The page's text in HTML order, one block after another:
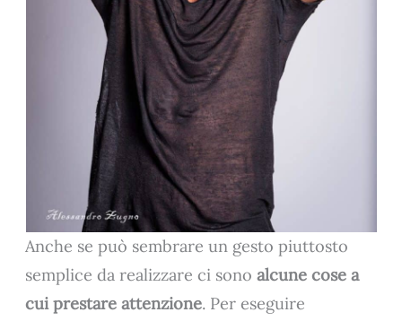
Anche se può sembrare un gesto piuttosto
semplice da realizzare ci sonoalcune cose a
cui prestare attenzione. Per eseguire